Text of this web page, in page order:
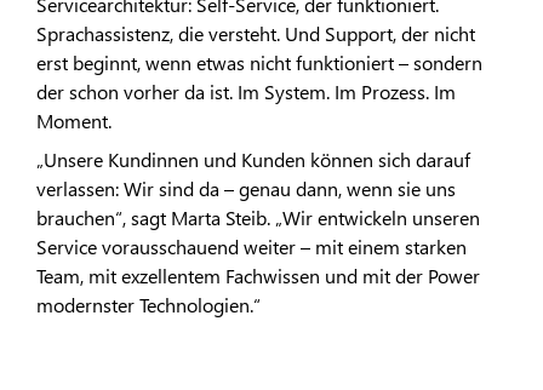
Sprachassistenz, die versteht. Und Support, der nicht
erst beginnt, wenn etwas nicht funktioniert – sondern
der schon vorher da ist. Im System. Im Prozess. Im
Moment.
„Unsere Kundinnen und Kunden können sich darauf
verlassen: Wir sind da – genau dann, wenn sie uns
brauchen“, sagt Marta Steib. „Wir entwickeln unseren
Service vorausschauend weiter – mit einem starken
Team, mit exzellentem Fachwissen und mit der Power
modernster Technologien.“